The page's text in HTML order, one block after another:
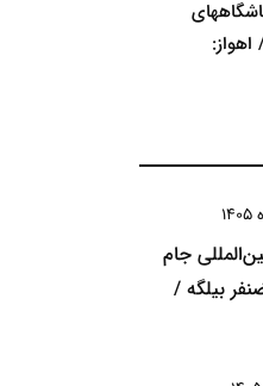
جام
بیلگه /